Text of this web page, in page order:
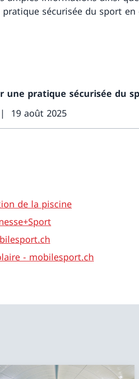
sécurisée du sport
une pratique sécurisée du
19 août 2025
de la piscine
- mobilesport.ch